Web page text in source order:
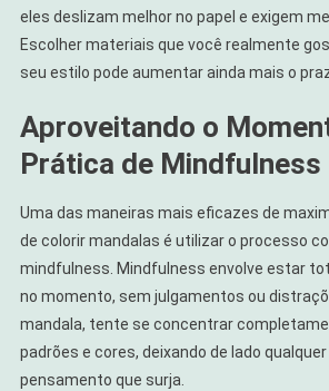
eles deslizam melhor no papel e exigem
Escolher materiais que você realmente
seu estilo pode aumentar ainda mais o
Aproveitando o
Prática de Mindfulness
Uma das maneiras mais eficazes de
de colorir mandalas é utilizar o processo
mindfulness. Mindfulness envolve estar
no momento, sem julgamentos ou
mandala, tente se concentrar
padrões e cores, deixando de lado
pensamento que surja.